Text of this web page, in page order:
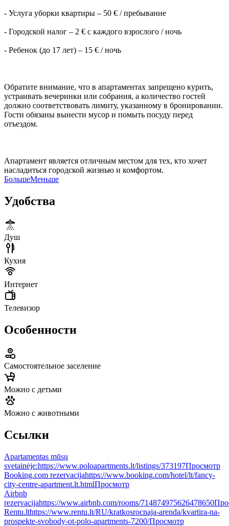
- Услуга уборки квартиры – 50 € / пребывание
- Городской налог – 2 € с каждого взрослого / ночь
- Ребенок (до 17 лет) – 15 € / ночь
Обратите внимание, что в апартаментах запрещено курить,
устраивать вечеринки или собрания, а количество гостей
должно соответствовать лимиту, указанному в бронировании.
Гости обязаны вынести мусор и помыть посуду перед
отъездом.
Апартамент является отличным местом для тех, кто хочет
насладиться городской жизнью и комфортом.
БольшеМеньше
Удобства
Душ
Кухня
Интернет
Телевизор
Особенности
Самостоятельное заселение
Можно с детьми
Можно с животными
Ссылки
Apartamentas mūsų
svetainėje:https://www.poloapartments.lt/listings/373197Просмотр
Booking.com rezervacijahttps://www.booking.com/hotel/lt/fancy-
city-centre-apartment.lt.htmlПросмотр
Airbnb
rezervacijahttps://www.airbnb.com/rooms/714874975626478650
Rentu.lthttps://www.rentu.lt/RU/kratkosrocnaja-arenda/kvartira-na-
prospekte-svobody-ot-polo-apartments-7200/Просмотр